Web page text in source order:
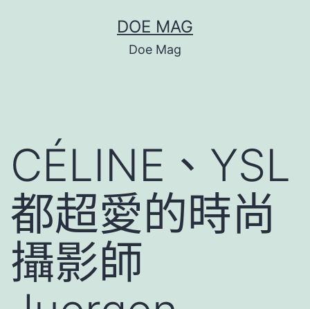
DOE MAG
Doe Mag
CÉLINE、YSL
都超愛的時尚
攝影師